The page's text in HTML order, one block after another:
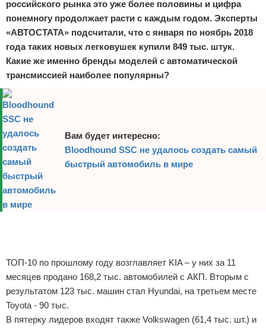
российского рынка это уже более половины и цифра
понемногу продолжает расти с каждым годом. Эксперты
«АВТОСТАТА» подсчитали, что с января по ноябрь 2018
года таких новых легковушек купили 849 тыс. штук.
Какие же именно бренды моделей с автоматической
трансмиссией наиболее популярны?
Вам будет интересно:
Bloodhound SSC не удалось создать самый
быстрый автомобиль в мире
ТОП-10 по прошлому году возглавляет KIA – у них за 11
месяцев продано 168,2 тыс. автомобилей с АКП. Вторым с
результатом 123 тыс. машин стал Hyundai, на третьем месте
Toyota - 90 тыс.
В пятерку лидеров входят также Volkswagen (61,4 тыс. шт.) и